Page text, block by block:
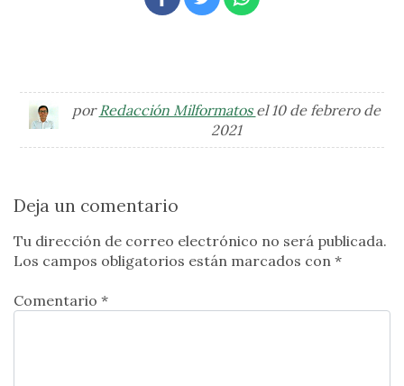
por Redacción Milformatos el 10 de febrero de
2021
Deja un comentario
Tu dirección de correo electrónico no será publicada.
Los campos obligatorios están marcados con *
Comentario *